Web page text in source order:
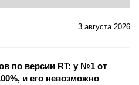
3 августа 2026
по версии RT: у №1 от
и его невозможно